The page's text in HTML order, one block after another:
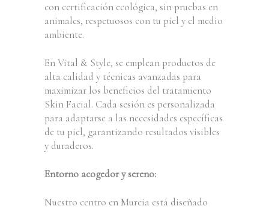
con certificación ecológica, sin pruebas en
animales, respetuosos con tu piel y el medio
ambiente.
En Vital & Style, se emplean productos de
alta calidad y técnicas avanzadas para
maximizar los beneficios del tratamiento
Skin Facial. Cada sesión es personalizada
para adaptarse a las necesidades específicas
de tu piel, garantizando resultados visibles
y duraderos.
Entorno acogedor y sereno:
Nuestro centro en Murcia está diseñado